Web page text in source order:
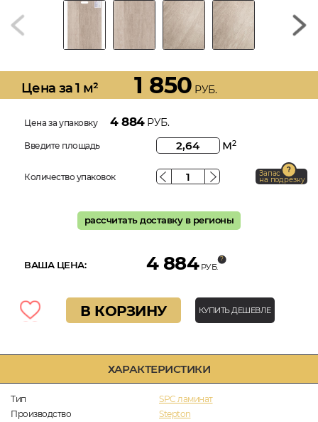
ХАРАКТЕРИСТИКИ
Тип
SPC ламинат
Производство
Stepton
Цена за 1 м² 1 850 РУБ.
Цена за упаковку 4 884РУБ.
Введите площадь м2
Количество упаковок Запас
на подрезку
рассчитать доставку в регионы
ВАША ЦЕНА: 4 884 РУБ.
В КОРЗИНУ КУПИТЬ ДЕШЕВЛЕ